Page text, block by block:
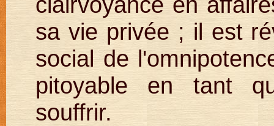
sa vie privée ; il est
social de
pitoyable en tant
souffrir.